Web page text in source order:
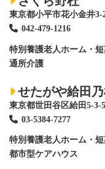
東京都小平市花小金井3-
042-479-1216
特別養護老人ホーム ・
通所介護
せたがや給田
東京都世田谷区給田5-3-5
03-5384-7277
特別養護老人ホーム ・
都市型ケアハウス